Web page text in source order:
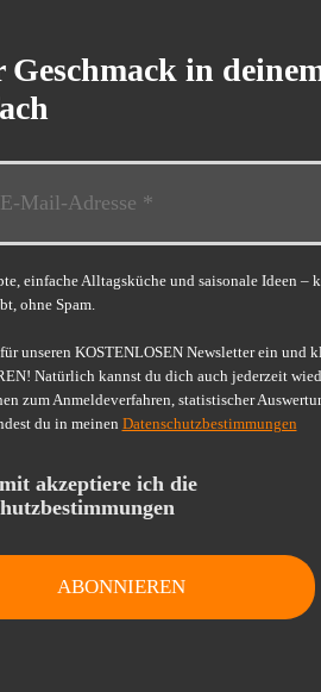
Geschmack in
einfache Alltagsküche und saisonale Ideen –
ohne Spam.
unseren KOSTENLOSEN Newsletter ein und
Natürlich kannst du dich auch jederzeit
zum Anmeldeverfahren, statistischer
du in meinen Datenschutzbestimmungen
akzeptiere ich die